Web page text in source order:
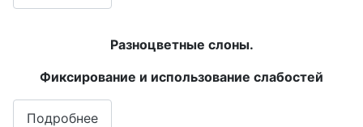
Разноцветные слоны.
Фиксирование и использование слабостей
Подробнее